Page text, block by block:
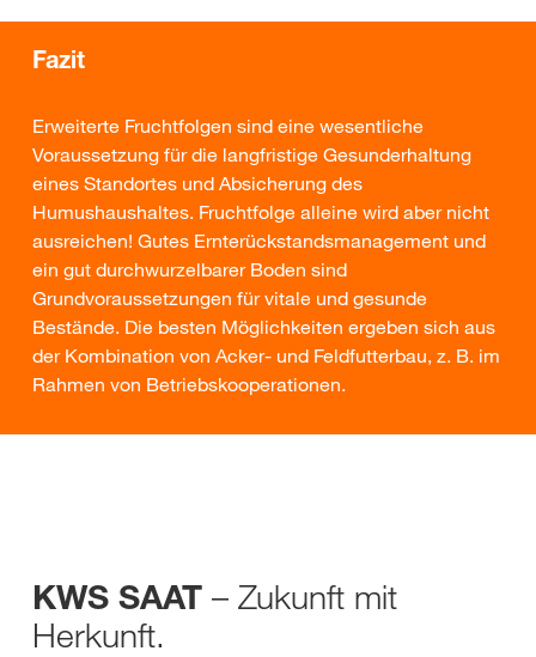
Fazit
Erweiterte Fruchtfolgen sind eine wesentliche
Voraussetzung für die langfristige Gesunderhaltung
eines Standortes und Absicherung des
Humushaushaltes. Fruchtfolge alleine wird aber nicht
ausreichen! Gutes Ernterückstandsmanagement und
ein gut durchwurzelbarer Boden sind
Grundvoraussetzungen für vitale und gesunde
Bestände. Die besten Möglichkeiten ergeben sich aus
der Kombination von Acker- und Feldfutterbau, z. B. im
Rahmen von Betriebskooperationen.
KWS SAAT – Zukunft mit
Herkunft.